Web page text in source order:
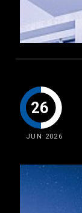
26
JUN 2026